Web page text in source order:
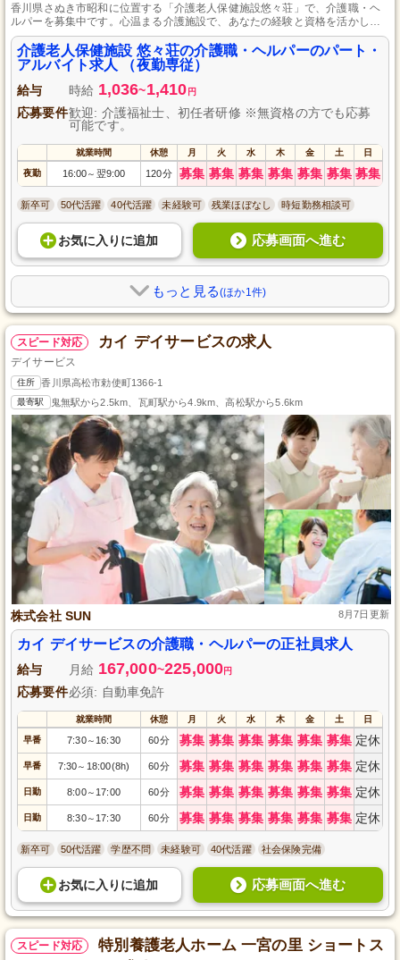
香川県さぬき市昭和に位置する「介護老人保健施設悠々荘」で、介護職・ヘ
ルパーを募集中です。心温まる介護施設で、あなたの経験と資格を活かして
みませんか。パート・アルバイトの柔軟な働き方が可能で、ライフスタイル
に合わせたシフト調整ができます。入居者様の「悠々」とした生活を支えな
がら、やりがいを感じる仕事を一緒に始めましょう。介護福祉士の資格を有
する方や豊富な経験者は特に歓迎しています。
介護老人保健施設 悠々荘の介護職・ヘルパーのパート・
アルバイト求人 （夜勤専従）
給与 時給 1,036~1,410 円
応募要件歓迎: 介護福祉士、初任者研修 ※無資格の方でも応募
可能です。
就業時間 休憩 月 火 水 木 金 土 日
夜勤 16:00～ 翌9:00 120分 募集 募集 募集 募集 募集 募集 募集
新卒可 50代活躍 40代活躍 未経験可 残業ほぼなし 時短勤務相談可
お気に入り に追加 応募画面へ進む
もっと見る(ほか1件)
スピード対応 カイ デイサービスの求人
デイサービス
住所 香川県高松市勅使町1366-1
最寄駅 鬼無駅から2.5km、瓦町駅から4.9km、高松駅から5.6km
株式会社 SUN 8月7日更新
カイ デイサービスの介護職・ヘルパーの正社員求人
給与 月給 167,000~225,000円
応募要件必須: 自動車免許
就業時間 休憩 月 火 水 木 金 土 日
早番 7:30～ 16:30 60分 募集 募集 募集 募集 募集 募集 定休
早番 7:30～ 18:00(8h) 60分 募集 募集 募集 募集 募集 募集 定休
日勤 8:00～ 17:00 60分 募集 募集 募集 募集 募集 募集 定休
日勤 8:30～ 17:30 60分 募集 募集 募集 募集 募集 募集 定休
新卒可 50代活躍 学歴不問 未経験可 40代活躍 社会保険完備
お気に入り に追加 応募画面へ進む
スピード対応
特別養護老人ホーム 一宮の里 ショートス